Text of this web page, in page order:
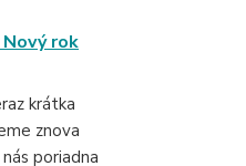
rok
krátka
znova
poriadna